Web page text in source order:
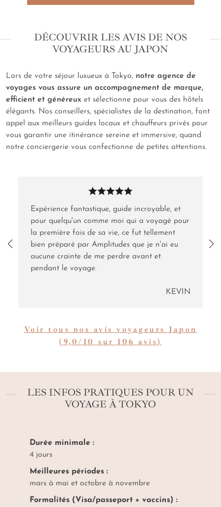
DÉCOUVRIR LES AVIS DE NOS
VOYAGEURS AU JAPON
Lors de votre séjour luxueux à Tokyo, notre agence de
voyages vous assure un accompagnement de marque,
efficient et généreux et sélectionne pour vous des hôtels
élégants. Nos conseillers, spécialistes de la destination, font
appel aux meilleurs guides locaux et chauffeurs privés pour
vous garantir une itinérance sereine et immersive, quand
notre conciergerie vous confectionne de petites attentions.
Expérience fantastique, guide incroyable, et
pour quelqu'un comme moi qui a voyagé pour
la première fois de sa vie, ce fut tellement
bien préparé par Amplitudes que je n'ai eu
aucune crainte de me perdre avant et
pendant le voyage.
KEVIN
Voir tous nos avis voyageurs Japon
(9,0/10 sur 106 avis)
LES INFOS PRATIQUES POUR UN
VOYAGE À TOKYO
Durée minimale :
4 jours
Meilleures périodes :
mars à mai et octobre à novembre
Formalités (Visa/passeport + vaccins) :